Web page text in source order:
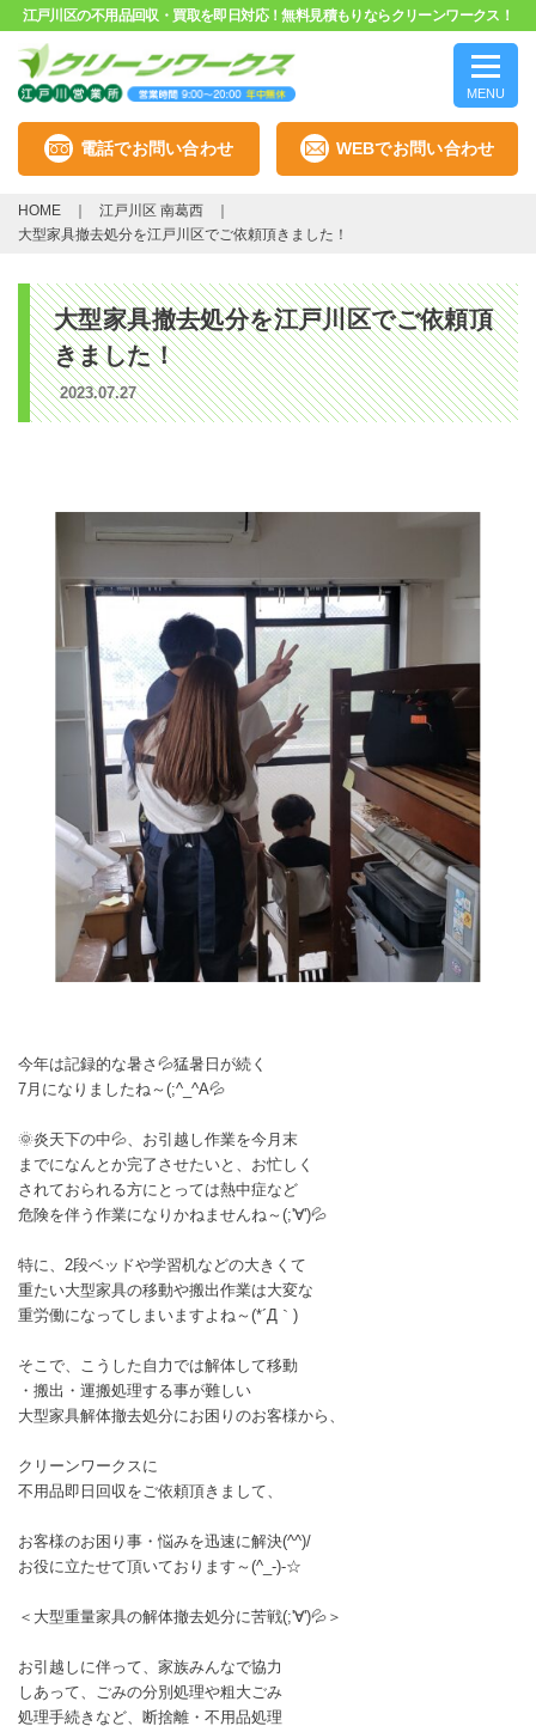
江戸川区の不用品回収・買取を即日対応！無料見積もりならクリーンワークス！
MENU
電話でお問い合わせ WEBでお問い合わせ
HOME
江戸川区 南葛西
大型家具撤去処分を江戸川区でご依頼頂きました！
大型家具撤去処分を江戸川区でご依頼頂
きました！
2023.07.27
今年は記録的な暑さ💦猛暑日が続く
7月になりましたね～(;^_^A💦
🌞炎天下の中💦、お引越し作業を今月末
までになんとか完了させたいと、お忙しく
されておられる方にとっては熱中症など
危険を伴う作業になりかねませんね～(;'∀')💦
特に、2段ベッドや学習机などの大きくて
重たい大型家具の移動や搬出作業は大変な
重労働になってしまいますよね～(*´Д｀)
そこで、こうした自力では解体して移動
・搬出・運搬処理する事が難しい
大型家具解体撤去処分にお困りのお客様から、
クリーンワークスに
不用品即日回収をご依頼頂きまして、
お客様のお困り事・悩みを迅速に解決(^^)/
お役に立たせて頂いております～(^_-)-☆
＜大型重量家具の解体撤去処分に苦戦(;'∀')💦＞
お引越しに伴って、家族みんなで協力
しあって、ごみの分別処理や粗大ごみ
処理手続きなど、断捨離・不用品処理